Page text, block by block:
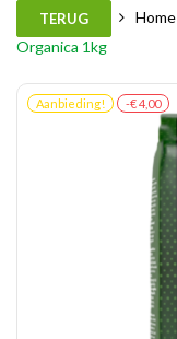
TERUG Home
Organica 1kg
Aanbieding! -€ 4,00